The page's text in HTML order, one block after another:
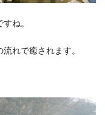
ね。
れで癒されます。